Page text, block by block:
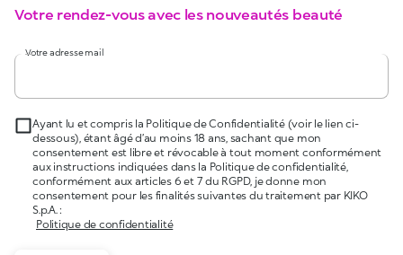
Votre rendez-vous avec les nouveautés beauté
Votre adresse mail
Ayant lu et compris la Politique de Confidentialité (voir le lien ci-
dessous), étant âgé d’au moins 18 ans, sachant que mon
consentement est libre et révocable à tout moment conformément
aux instructions indiquées dans la Politique de confidentialité,
conformément aux articles 6 et 7 du RGPD, je donne mon
consentement pour les finalités suivantes du traitement par KIKO
S.p.A. :
Politique de confidentialité